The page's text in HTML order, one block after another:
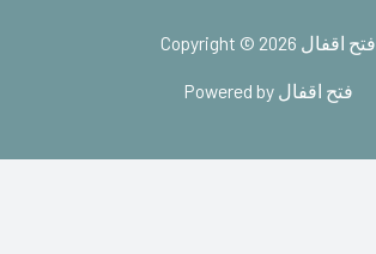
Copyright © 2026 فتح اقفال
Powered by فتح اقفال